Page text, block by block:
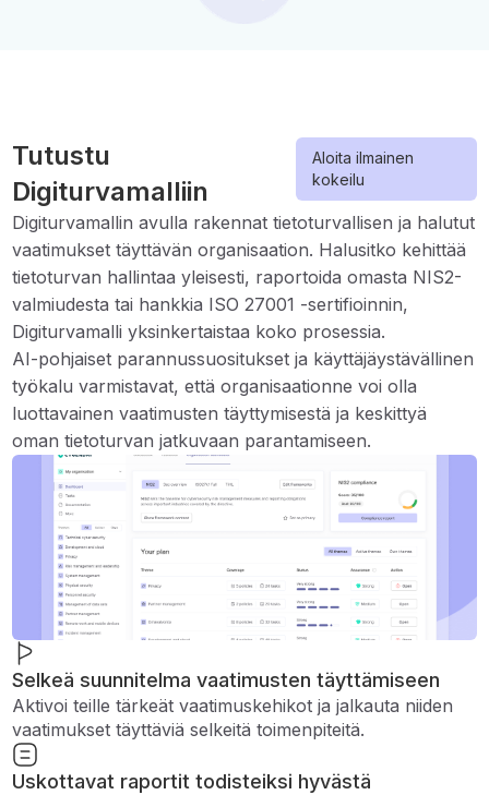
Tutustu
Digiturvamalliin
Aloita ilmainen
kokeilu
Digiturvamallin avulla rakennat tietoturvallisen ja halutut
vaatimukset täyttävän organisaation. Halusitko kehittää
tietoturvan hallintaa yleisesti, raportoida omasta NIS2-
valmiudesta tai hankkia ISO 27001 -sertifioinnin,
Digiturvamalli yksinkertaistaa koko prosessia.
AI-pohjaiset parannussuositukset ja käyttäjäystävällinen
työkalu varmistavat, että organisaationne voi olla
luottavainen vaatimusten täyttymisestä ja keskittyä
oman tietoturvan jatkuvaan parantamiseen.
Selkeä suunnitelma vaatimusten täyttämiseen
Aktivoi teille tärkeät vaatimuskehikot ja jalkauta niiden
vaatimukset täyttäviä selkeitä toimenpiteitä.
Uskottavat raportit todisteiksi hyvästä